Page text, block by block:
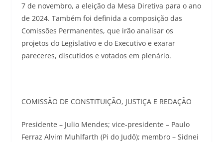
7 de novembro, a eleição da Mesa Diretiva para o ano
de 2024. Também foi definida a composição das
Comissões Permanentes, que irão analisar os
projetos do Legislativo e do Executivo e exarar
pareceres, discutidos e votados em plenário.
COMISSÃO DE CONSTITUIÇÃO, JUSTIÇA E REDAÇÃO
Presidente – Julio Mendes; vice-presidente – Paulo
Ferraz Alvim Muhlfarth (Pi do Judô); membro – Sidnei